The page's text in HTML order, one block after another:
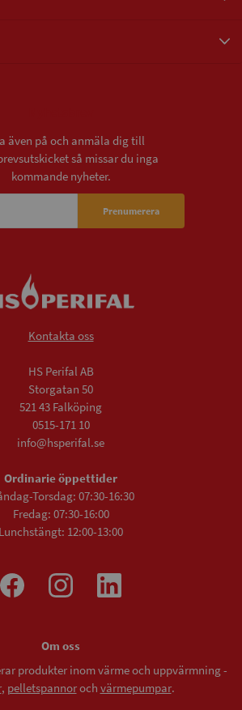
även på och anmäla dig till
så missar du inga
kommande nyheter.
Prenumerera
Kontakta oss
HS Perifal AB
Storgatan 50
521 43 Falköping
0515-171 10
info@hsperifal.se
Ordinarie öppettider
Torsdag: 07:30-16:30
Fredag: 07:30-16:00
Lunchstängt: 12:00-13:00
Om oss
produkter inom värme och uppvärmning -
, pelletspannoroch värmepumpar.